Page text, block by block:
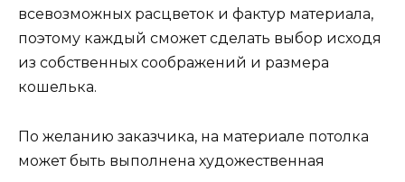
всевозможных расцветок и фактур материала,
поэтому каждый сможет сделать выбор исходя
из собственных соображений и размера
кошелька.
По желанию заказчика, на материале потолка
может быть выполнена художественная